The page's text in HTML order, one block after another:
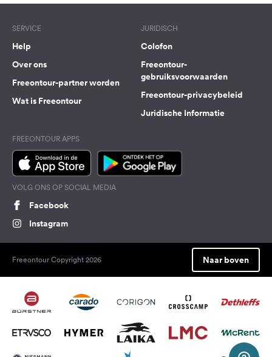
SERVICE
Help
Over ons
Freeontour-partner worden
Wat is Freeontour
JURIDISCH
Colofon
Freeontour-
gebruiksvoorwaarden
Freeontour-privacybeleid
Juridische Informatie
FREEONTOUR APPS
VOLG ONS OP SOCIAL MEDIA
Facebook
Instagram
Freeontour Copyright 2026 Naar boven